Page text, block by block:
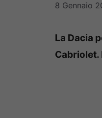
8 Gennaio
La Dacia
Cabriolet.